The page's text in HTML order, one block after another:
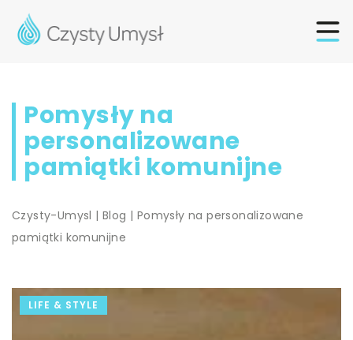
Pomysły na
personalizowane
pamiątki komunijne
Czysty-Umysl |Blog | Pomysły na personalizowane
pamiątki komunijne
LIFE & STYLE